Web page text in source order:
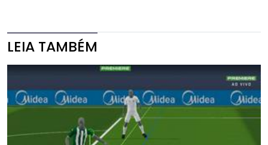
LEIA TAMBÉM